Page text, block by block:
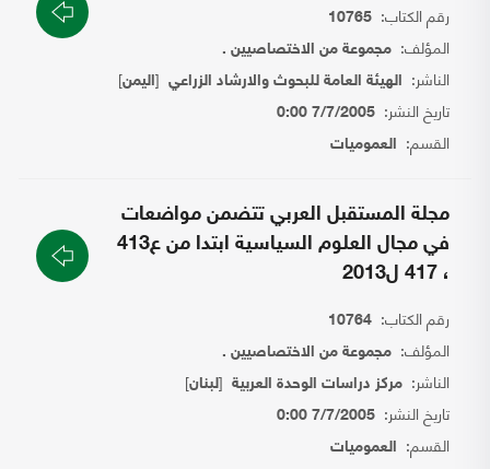
رقم الكتاب: 10765
المؤلف: مجموعة من الاختصاصيين .
الناشر: الهيئة العامة للبحوث والارشاد الزراعي [اليمن]
تاريخ النشر: 7/7/2005 0:00
القسم: العموميات
مجلة المستقبل العربي تتضمن مواضعات
في مجال العلوم السياسية ابتدا من ع413
، 417 ل2013
رقم الكتاب: 10764
المؤلف: مجموعة من الاختصاصيين .
الناشر: مركز دراسات الوحدة العربية [لبنان]
تاريخ النشر: 7/7/2005 0:00
القسم: العموميات